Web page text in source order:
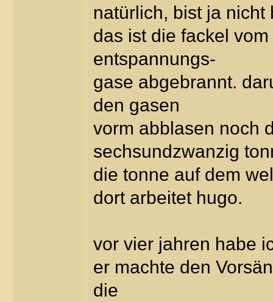
natürlich, bist ja nicht
das ist die fackel
entspannungs-
gase abgebrannt.
den gasen
vorm abblasen noch
sechsundzwanzig
die tonne auf dem
dort arbeitet hugo.
vor vier jahren habe
er machte den
die